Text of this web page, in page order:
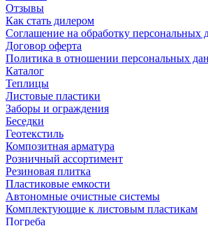
Отзывы
Как стать дилером
Соглашение на обработку персональных
Договор оферта
Политика в отношении персональных
Каталог
Теплицы
Листовые пластики
Заборы и ограждения
Беседки
Геотекстиль
Композитная арматура
Розничный ассортимент
Резиновая плитка
Пластиковые емкости
Автономные очистные системы
Комплектующие к листовым пластикам
Погреба